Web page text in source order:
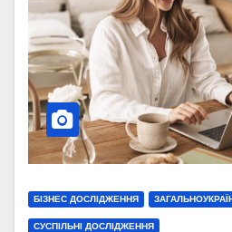
БІЗНЕС ДОСЛІДЖЕННЯ
СУСПІЛЬНІ ДОСЛІДЖЕННЯ